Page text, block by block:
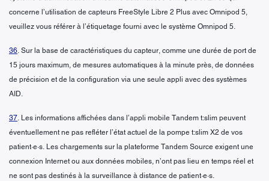
concerne l’utilisation de capteurs FreeStyle Libre 2 Plus avec Omnipod 5,
veuillez vous référer à l’étiquetage fourni avec le système Omnipod 5.
36. Sur la base de caractéristiques du capteur, comme une durée de port de
15 jours maximum, de mesures automatiques à la minute près, de données
de précision et de la configuration via une seule appli avec des systèmes
AID.
37. Les informations affichées dans l’appli mobile Tandem t:slim peuvent
éventuellement ne pas refléter l’état actuel de la pompe t:slim X2 de vos
patient·e·s. Les chargements sur la plateforme Tandem Source exigent une
connexion Internet ou aux données mobiles, n’ont pas lieu en temps réel et
ne sont pas destinés à la surveillance à distance de patient·e·s.